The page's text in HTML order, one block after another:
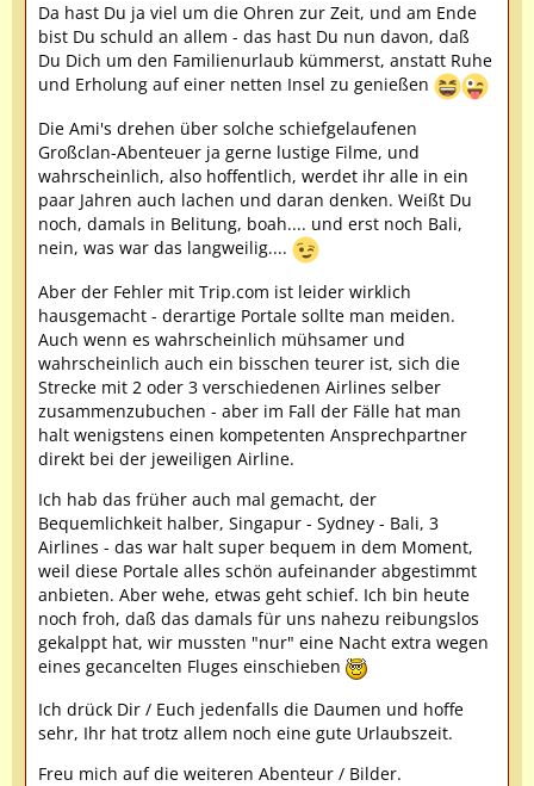
Da hast Du ja viel um die Ohren zur Zeit, und am Ende
bist Du schuld an allem - das hast Du nun davon, daß
Du Dich um den Familienurlaub kümmerst, anstatt Ruhe
und Erholung auf einer netten Insel zu genießen
Die Ami's drehen über solche schiefgelaufenen
Großclan-Abenteuer ja gerne lustige Filme, und
wahrscheinlich, also hoffentlich, werdet ihr alle in ein
paar Jahren auch lachen und daran denken. Weißt Du
noch, damals in Belitung, boah.... und erst noch Bali,
nein, was war das langweilig....
Aber der Fehler mit Trip.com ist leider wirklich
hausgemacht - derartige Portale sollte man meiden.
Auch wenn es wahrscheinlich mühsamer und
wahrscheinlich auch ein bisschen teurer ist, sich die
Strecke mit 2 oder 3 verschiedenen Airlines selber
zusammenzubuchen - aber im Fall der Fälle hat man
halt wenigstens einen kompetenten Ansprechpartner
direkt bei der jeweiligen Airline.
Ich hab das früher auch mal gemacht, der
Bequemlichkeit halber, Singapur - Sydney - Bali, 3
Airlines - das war halt super bequem in dem Moment,
weil diese Portale alles schön aufeinander abgestimmt
anbieten. Aber wehe, etwas geht schief. Ich bin heute
noch froh, daß das damals für uns nahezu reibungslos
gekalppt hat, wir mussten "nur" eine Nacht extra wegen
eines gecancelten Fluges einschieben
Ich drück Dir / Euch jedenfalls die Daumen und hoffe
sehr, Ihr hat trotz allem noch eine gute Urlaubszeit.
Freu mich auf die weiteren Abenteur / Bilder.